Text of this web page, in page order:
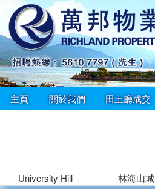
主頁 關於我們 田土廳成交
University Hill 林海山城